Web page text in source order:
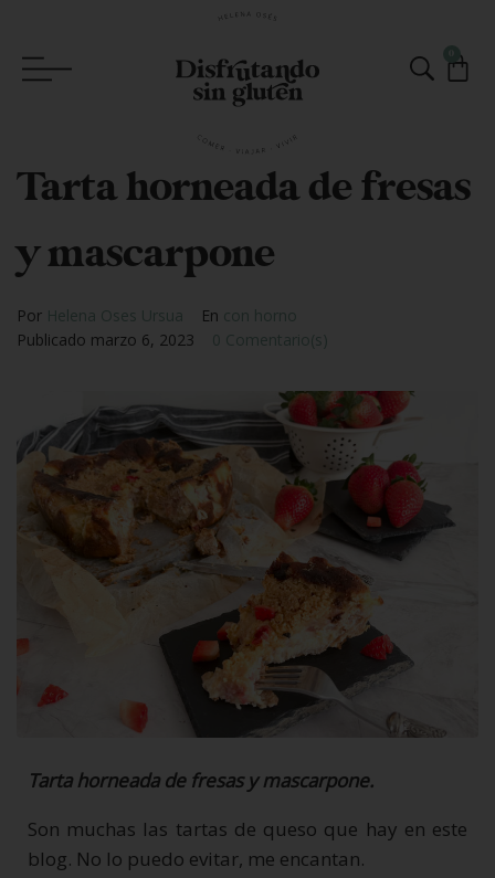
Tarta horneada de fresas
y mascarpone
Por Helena Oses Ursua En con horno
Publicado marzo 6, 2023 0 Comentario(s)
Tarta horneada de fresas y mascarpone.
Son muchas las tartas de queso que hay en este
blog. No lo puedo evitar, me encantan.